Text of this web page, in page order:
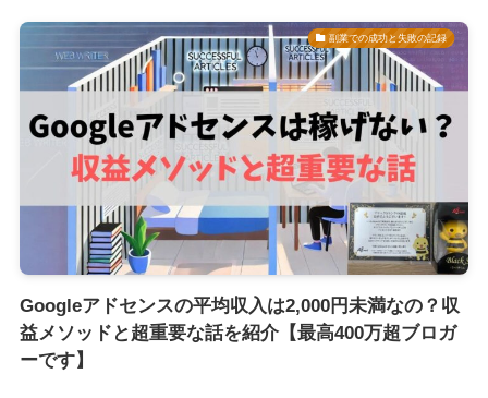
副業での成功と失敗の記録
Googleアドセンスの平均収入は2,000円未満なの？収
益メソッドと超重要な話を紹介【最高400万超ブロガ
ーです】